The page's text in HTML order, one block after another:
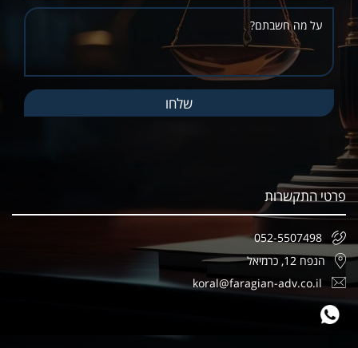
פרטי התקשרות
052-5507498
הנפח 12, כרמיאל
koral@faragian-adv.co.il